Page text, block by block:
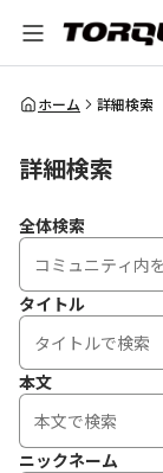
全体検索
ホーム 詳細検索
詳細検索
全体検索
タイトル
本文
ニックネーム